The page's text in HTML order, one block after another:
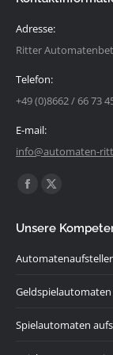
Adresse:
Ritter
Telefon:
+49 (0)8662 / 66 73
E-mail:
info@automaten-
Finden Sie uns auf:
Facebook
opens
in
window
X
opens
in
window
Unsere
Spielautomaten